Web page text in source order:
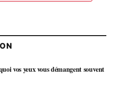
vos yeux vous démangent souvent